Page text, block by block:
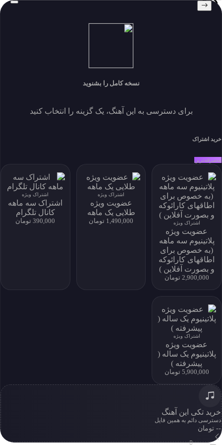
ايجاد شده 1403-03-16
حساب کاربری من
My Subscriptions
my download
پروفایل و دانلود
پروفایل و دانلود
نماد اعتماد الکترونیکی
خواننده‌ها
جستجو
سبک ها
تماس
درباره ما
اشتراک
سوالات متداول
دسترسی به آرشیو کامل و امکان دانلود نامحدود
خرید اشتراک
نسخه کامل را بشنوید
برای دسترسی به این آهنگ، یک گزینه را انتخاب کنید
خرید اشتراک
به‌صرفه‌ترین
اشتراک ویژه
عضویت ویژه
پلاتینیوم سه ماهه
(به خصوص برای
اطاقهای کارائوکه
و بصورت آفلاین )
2,900,000 تومان
اشتراک ویژه
عضویت ویژه
طلایی یک ماهه
1,490,000 تومان
اشتراک ویژه
اشتراک سه ماهه
کانال تلگرام
390,000 تومان
اشتراک ویژه
عضویت ویژه
پلاتینیوم یک ساله (
پیشرفته )
5,900,000 تومان
خرید تکی این آهنگ
دسترسی دائم به همین فایل
-- تومان